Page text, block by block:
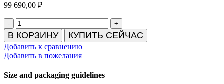
99 690,00 ₽
Количество
товара
Холодильный
стол
СШС-0,2-
SRSBS
В КОРЗИНУ КУПИТЬ СЕЙЧАС
Добавить к сравнению
Добавить в пожелания
Size and packaging guidelines